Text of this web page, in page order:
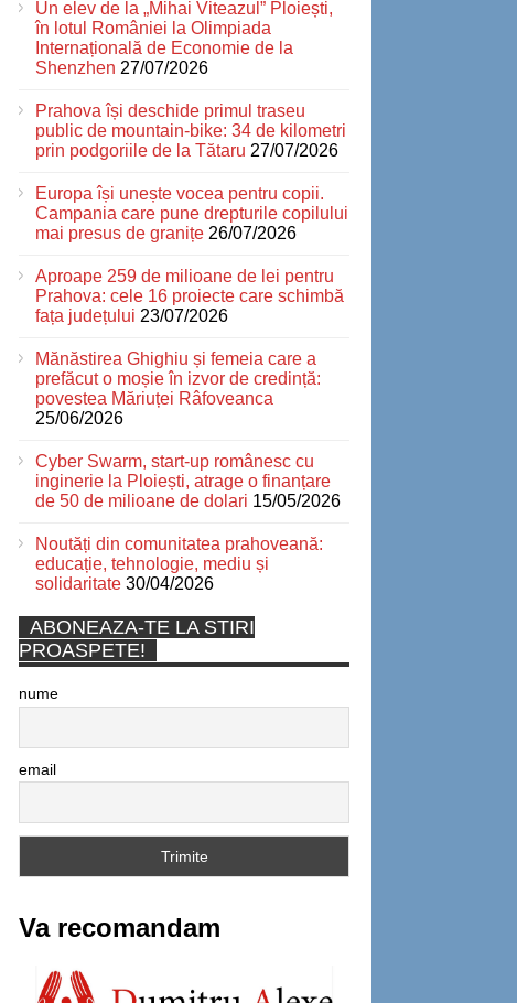
Un elev de la „Mihai Viteazul” Ploiești,
în lotul României la Olimpiada
Internațională de Economie de la
Shenzhen 27/07/2026
Prahova își deschide primul traseu
public de mountain-bike: 34 de kilometri
prin podgoriile de la Tătaru 27/07/2026
Europa își unește vocea pentru copii.
Campania care pune drepturile copilului
mai presus de granițe 26/07/2026
Aproape 259 de milioane de lei pentru
Prahova: cele 16 proiecte care schimbă
fața județului 23/07/2026
Mănăstirea Ghighiu și femeia care a
prefăcut o moșie în izvor de credință:
povestea Măriuței Râfoveanca
25/06/2026
Cyber Swarm, start-up românesc cu
inginerie la Ploiești, atrage o finanțare
de 50 de milioane de dolari 15/05/2026
Noutăți din comunitatea prahoveană:
educație, tehnologie, mediu și
solidaritate 30/04/2026
ABONEAZA-TE LA STIRI
PROASPETE!
nume
email
Va recomandam